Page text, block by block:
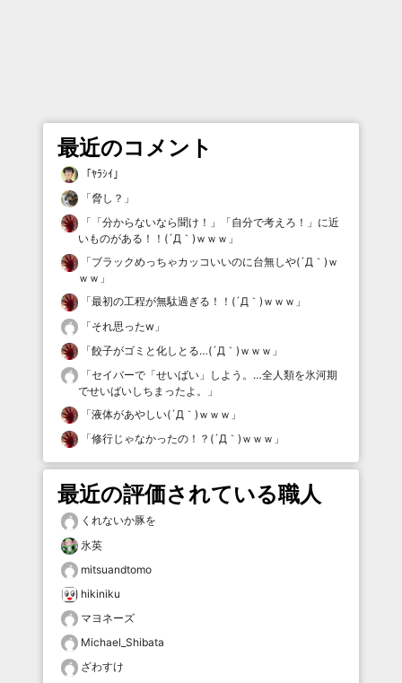
最近のコメント
「ﾔﾗｼｲ 」
「脅し？ 」
「 「分からないなら聞け！」「自分で考えろ！」に近
いものがある！！(´Д｀)ｗｗｗ 」
「ブラックめっちゃカッコいいのに台無しや(´Д｀)ｗ
ｗｗ 」
「最初の工程が無駄過ぎる！！(´Д｀)ｗｗｗ 」
「それ思ったw 」
「餃子がゴミと化しとる…(´Д｀)ｗｗｗ 」
「セイバーで「せいばい」しよう。…全人類を氷河期
でせいばいしちまったよ。
」
「液体があやしい(´Д｀)ｗｗｗ 」
「修行じゃなかったの！？(´Д｀)ｗｗｗ 」
最近の評価されている職人
くれないか豚を
氷英
mitsuandtomo
hikiniku
マヨネーズ
Michael_Shibata
ざわすけ